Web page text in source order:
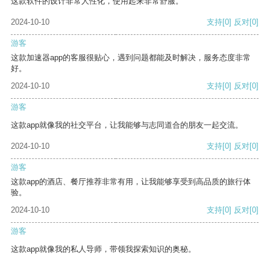
2024-10-10 支持[0] 反对[0]
游客
这款加速器app的客服很贴心，遇到问题都能及时解决，服务态度非常
好。
2024-10-10
支持[0] 反对[0]
游客
这款app就像我的社交平台，让我能够与志同道合的朋友一起交流。
2024-10-10 支持[0] 反对[0]
游客
这款app的酒店、餐厅推荐非常有用，让我能够享受到高品质的旅行体
验。
2024-10-10
支持[0] 反对[0]
游客
这款app就像我的私人导师，带领我探索知识的奥秘。